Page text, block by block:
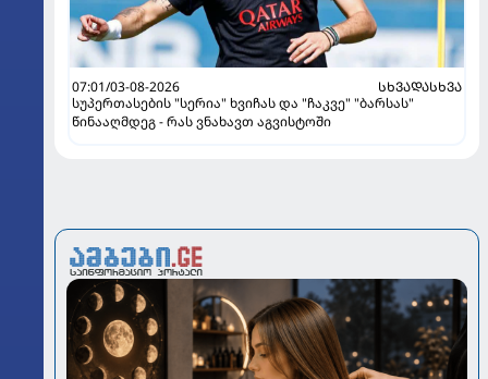
07:01/03-08-2026
ᲡᲮᲕᲐᲓᲐᲡᲮᲕᲐ
სუპერთასების "სერია" ხვიჩას და "ჩაკვე" "ბარსას"
წინააღმდეგ - რას ვნახავთ აგვისტოში